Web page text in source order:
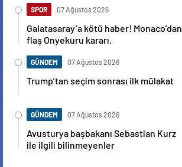
SPOR 07 Ağustos 2026
Galatasaray’a kötü haber! Monaco’dan
flaş Onyekuru kararı.
GÜNDEM 07 Ağustos 2026
Trump’tan seçim sonrası ilk mülakat
GÜNDEM 07 Ağustos 2026
Avusturya başbakanı Sebastian Kurz
ile ilgili bilinmeyenler